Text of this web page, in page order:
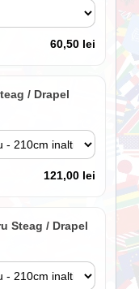
60,50 lei
/ Drapel
121,00 lei
Steag / Drapel